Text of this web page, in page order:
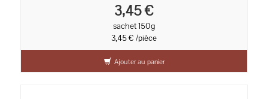
3,45 €
sachet 150g
3,45 € /pièce
Ajouter au panier